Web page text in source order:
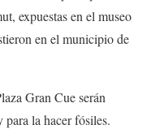
expuestas en el museo
en el municipio de
Gran Cue serán
la hacer fósiles.